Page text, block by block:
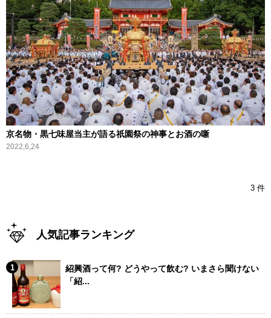
京名物・黒七味屋当主が語る祇園祭の神事とお酒の噺
2022,6,24
3 件
人気記事ランキング
紹興酒って何? どうやって飲む? いまさら聞けない
「紹...